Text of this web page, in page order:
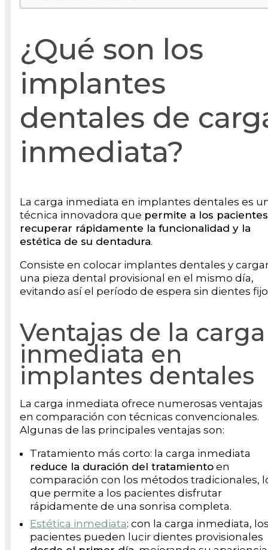
¿Qué son los
implantes
dentales de
inmediata?
La carga inmediata en implantes dentales es
técnica innovadora que permite a los pacientes
recuperar rápidamente la funcionalidad y la
estética de su dentadura.
Consiste en colocar implantes dentales y
una pieza dental provisional en el mismo día,
evitando así el período de espera sin dientes
Ventajas de la carga
inmediata en
implantes dentales
La carga inmediata ofrece numerosas ventajas
en comparación con técnicas convencionales.
Algunas de las principales ventajas son:
Tratamiento más corto: la carga inmediata
reduce la duración del tratamiento en
comparación con los métodos tradicionales,
que permite a los pacientes disfrutar
rápidamente de una sonrisa completa.
Estética inmediata: con la carga inmediata,
pacientes pueden lucir dientes provisionales